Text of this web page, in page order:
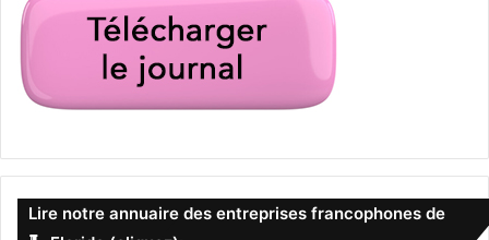
Lire notre annuaire des entreprises francophones de